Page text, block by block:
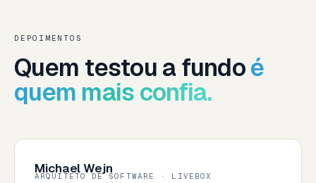
DEPOIMENTOS
Quem testou a fundoé
quem mais confia.
Michael Wejn
ARQUITETO DE SOFTWARE · LIVEBOX